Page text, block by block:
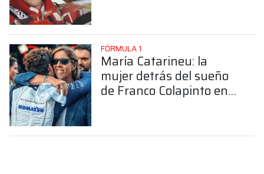
FÓRMULA 1
María Catarineu: la
mujer detrás del sueño
de Franco Colapinto en